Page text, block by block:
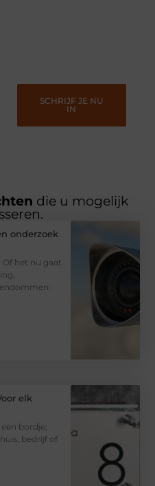
SCHRIJF JE NU
IN
die u mogelijk
onderzoek
het nu gaat
elk
bordje;
bedrijf of